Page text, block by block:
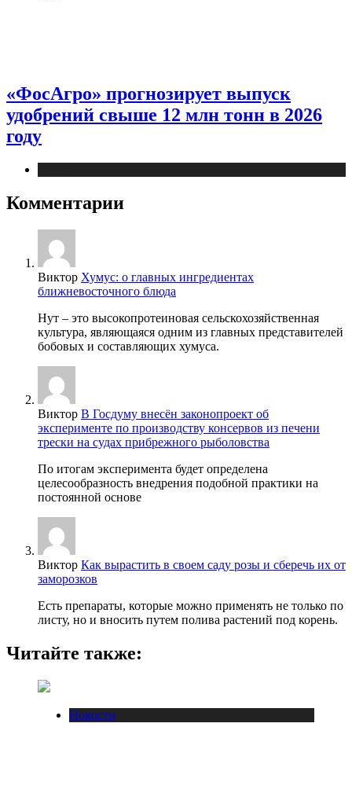
«ФосАгро» прогнозирует выпуск
удобрений свыше 12 млн тонн в 2026
году
Комментарии
Виктор Хумус: о главных ингредиентах
ближневосточного блюда
Нут – это высокопротеиновая сельскохозяйственная
культура, являющаяся одним из главных представителей
бобовых и составляющих хумуса.
Виктор В Госдуму внесён законопроект об
эксперименте по производству консервов из печени
трески на судах прибрежного рыболовства
По итогам эксперимента будет определена
целесообразность внедрения подобной практики на
постоянной основе
Виктор Как вырастить в своем саду розы и сберечь их от
заморозков
Есть препараты, которые можно применять не только по
листу, но и вносить путем полива растений под корень.
Читайте также:
Новости